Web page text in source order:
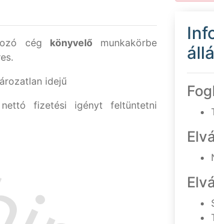
cég könyvelő munkakörbe
idejű
fizetési igényt feltüntetni